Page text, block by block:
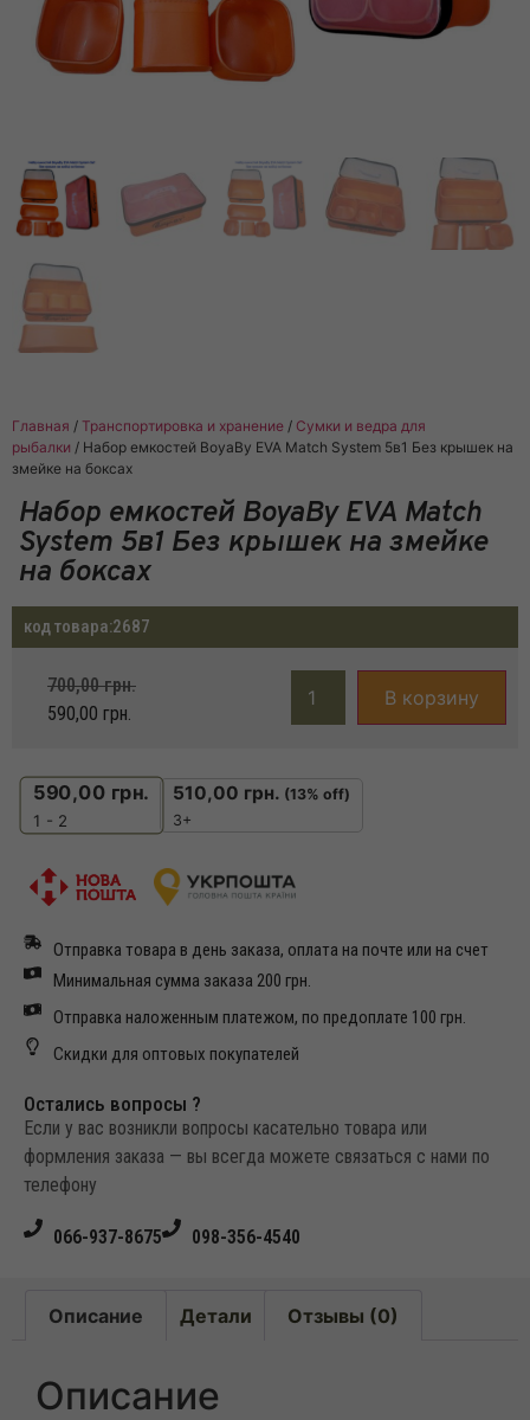
Главная / Транспортировка и хранение / Сумки и ведра для
рыбалки / Набор емкостей BoyaBy EVA Match System 5в1 Без крышек на
змейке на боксах
Набор емкостей BoyaBy EVA Match
System 5в1 Без крышек на змейке
на боксах
код товара:2687
700,00грн.
590,00 грн.
В корзину
590,00 грн.
1 - 2
510,00 грн. (13% off)
3+
Отправка товара в день заказа, оплата на почте или на счет
Минимальная сумма заказа 200 грн.
Отправка наложенным платежом, по предоплате 100 грн.
Скидки для оптовых покупателей
Остались вопросы ?
Если у вас возникли вопросы касательно товара или
формления заказа — вы всегда можете связаться с нами по
телефону
066-937-8675 098-356-4540
Описание Детали Отзывы (0)
Описание